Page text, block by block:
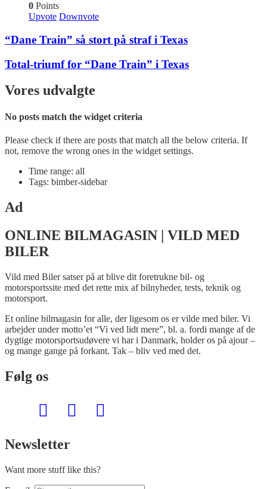
0 Points
Upvote Downvote
“Dane Train” så stort på straf i Texas
Total-triumf for “Dane Train” i Texas
Vores udvalgte
No posts match the widget criteria
Please check if there are posts that match all the below criteria. If
not, remove the wrong ones in the widget settings.
Time range: all
Tags: bimber-sidebar
Ad
ONLINE BILMAGASIN | VILD MED
BILER
Vild med Biler satser på at blive dit foretrukne bil- og
motorsportssite med det rette mix af bilnyheder, tests, teknik og
motorsport.
Et online bilmagasin for alle, der ligesom os er vilde med biler. Vi
arbejder under motto’et “Vi ved lidt mere”, bl. a. fordi mange af de
dygtige motorsportsudøvere vi har i Danmark, holder os på ajour –
og mange gange på forkant. Tak – bliv ved med det.
Følg os
Newsletter
Want more stuff like this?